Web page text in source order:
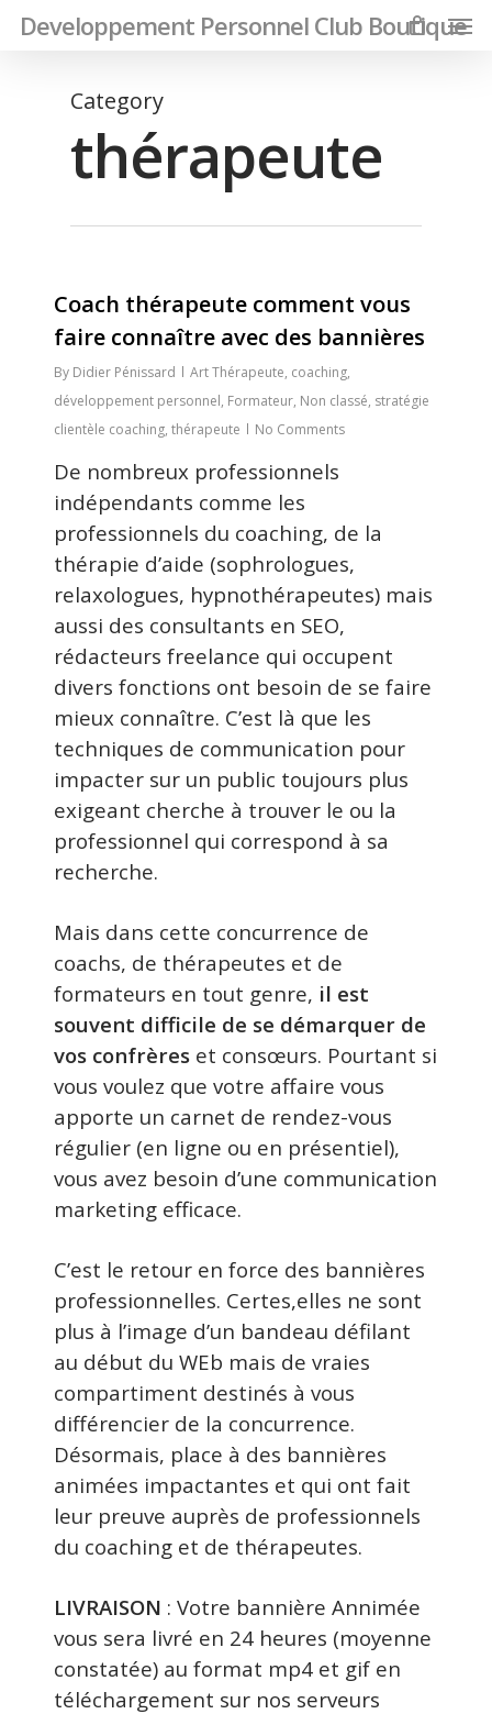
SkipDeveloppement Personnel Club Boutique
Category
thérapeute
Coach thérapeute comment vous
faire connaître avec des bannières
By Didier Pénissard Art Thérapeute, coaching,
développement personnel, Formateur, Non classé, stratégie
clientèle coaching, thérapeute No Comments
De nombreux professionnels
indépendants comme les
professionnels du coaching, de la
thérapie d’aide (sophrologues,
relaxologues, hypnothérapeutes) mais
aussi des consultants en SEO,
rédacteurs freelance qui occupent
divers fonctions ont besoin de se faire
mieux connaître. C’est là que les
techniques de communication pour
impacter sur un public toujours plus
exigeant cherche à trouver le ou la
professionnel qui correspond à sa
recherche.
Mais dans cette concurrence de
coachs, de thérapeutes et de
formateurs en tout genre, il est
souvent difficile de se démarquer de
vos confrères et consœurs. Pourtant si
vous voulez que votre affaire vous
apporte un carnet de rendez-vous
régulier (en ligne ou en présentiel),
vous avez besoin d’une communication
marketing efficace.
C’est le retour en force des bannières
professionnelles. Certes,elles ne sont
plus à l’image d’un bandeau défilant
au début du WEb mais de vraies
compartiment destinés à vous
différencier de la concurrence.
Désormais, place à des bannières
animées impactantes et qui ont fait
leur preuve auprès de professionnels
du coaching et de thérapeutes.
LIVRAISON : Votre bannière Annimée
vous sera livré en 24 heures (moyenne
constatée) au format mp4 et gif en
téléchargement sur nos serveurs